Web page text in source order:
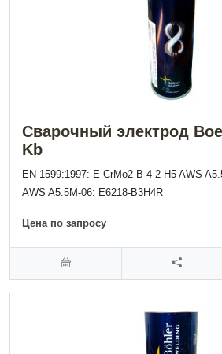
Сварочный электрод
Kb
EN 1599:1997: E CrMo2 B 4 2 H5 AWS
AWS A5.5M-06: E6218-B3H4R
Цена по запросу